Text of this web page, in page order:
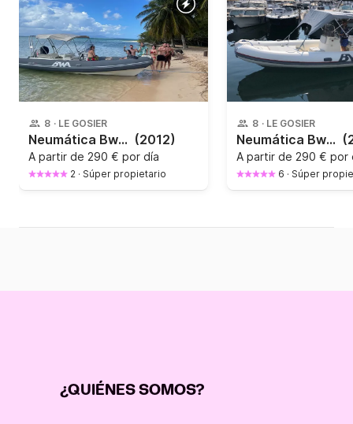
8 · LE GOSIER
Neumática Bwa 22 Gt Sport 200CV (2012)
A partir de 290 € por día
2 · Súper propietario
8 · LE GOSIER
Neumática Bwa 19 Gt Sport 150CV
A partir de 290 € por
6 · Súper
¿QUIÉNES SOMOS?